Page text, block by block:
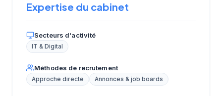
Expertise du cabinet
Secteurs d'activité
IT & Digital
Méthodes de recrutement
Approche directe Annonces & job boards